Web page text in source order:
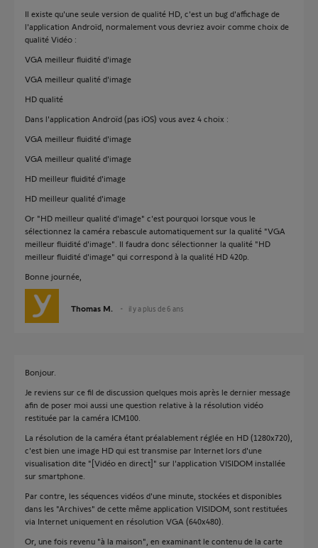
Il existe qu'une seule version de qualité HD, c'est un bug d'affichage de
l'application Androïd, normalement vous devriez avoir comme choix de
qualité Vidéo :
VGA meilleur fluidité d'image
VGA meilleur qualité d'image
HD qualité
Dans l'application Androïd (pas iOS) vous avez 4 choix :
VGA meilleur fluidité d'image
VGA meilleur qualité d'image
HD meilleur fluidité d'image
HD meilleur qualité d'image
Or "HD meilleur qualité d'image" c'est pourquoi lorsque vous le
sélectionnez la caméra rebascule automatiquement sur la qualité "VGA
meilleur fluidité d'image". Il faudra donc sélectionner la qualité "HD
meilleur fluidité d'image" qui correspond à la qualité HD 420p.
Bonne journée,
Thomas M. il y a plus de 6 ans
Bonjour.
Je reviens sur ce fil de discussion quelques mois après le dernier message
afin de poser moi aussi une question relative à la résolution vidéo
restituée par la caméra ICM100.
La résolution de la caméra étant préalablement réglée en HD (1280x720),
c'est bien une image HD qui est transmise par Internet lors d'une
visualisation dite "[Vidéo en direct]" sur l'application VISIDOM installée
sur smartphone.
Par contre, les séquences vidéos d'une minute, stockées et disponibles
dans les "Archives" de cette même application VISIDOM, sont restituées
via Internet uniquement en résolution VGA (640x480).
Or, une fois revenu "à la maison", en examinant le contenu de la carte